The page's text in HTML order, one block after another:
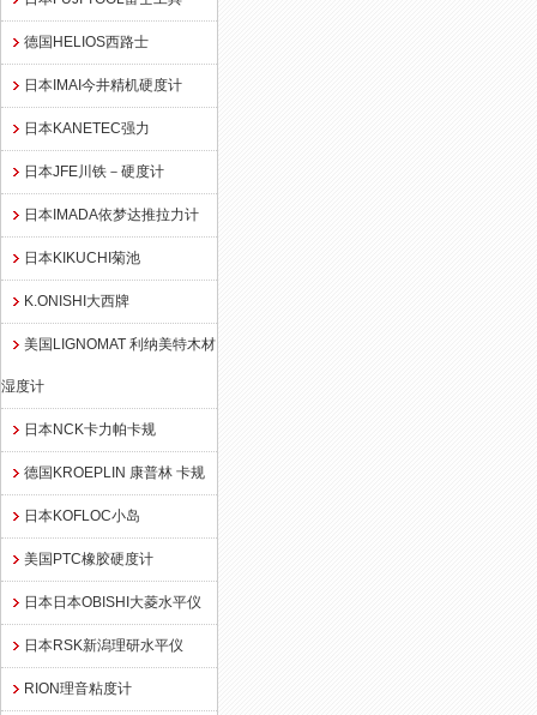
德国HELIOS西路士
日本IMAI今井精机硬度计
日本KANETEC强力
日本JFE川铁－硬度计
日本IMADA依梦达推拉力计
日本KIKUCHI菊池
K.ONISHI大西牌
美国LIGNOMAT 利纳美特木材
湿度计
日本NCK卡力帕卡规
德国KROEPLIN 康普林 卡规
日本KOFLOC小岛
美国PTC橡胶硬度计
日本日本OBISHI大菱水平仪
日本RSK新潟理研水平仪
RION理音粘度计